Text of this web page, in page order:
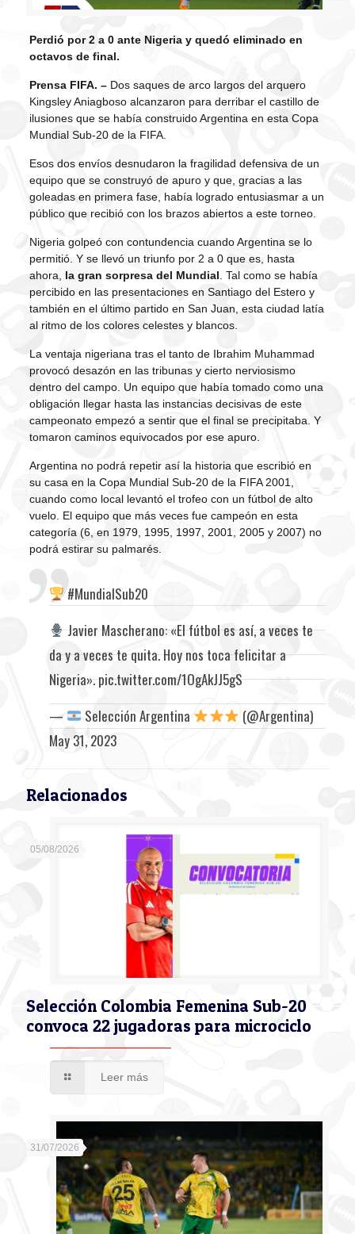
Perdió por 2 a 0 ante Nigeria y quedó eliminado en
octavos de final.
Prensa FIFA. –Dos saques de arco largos del arquero
Kingsley Aniagboso alcanzaron para derribar el castillo de
ilusiones que se había construido Argentina en esta Copa
Mundial Sub-20 de la FIFA.
Esos dos envíos desnudaron la fragilidad defensiva de un
equipo que se construyó de apuro y que, gracias a las
goleadas en primera fase, había logrado entusiasmar a un
público que recibió con los brazos abiertos a este torneo.
Nigeria golpeó con contundencia cuando Argentina se lo
permitió. Y se llevó un triunfo por 2 a 0 que es, hasta
ahora, la gran sorpresa del Mundial . Tal como se había
percibido en las presentaciones en Santiago del Estero y
también en el último partido en San Juan, esta ciudad latía
al ritmo de los colores celestes y blancos.
La ventaja nigeriana tras el tanto de Ibrahim Muhammad
provocó desazón en las tribunas y cierto nerviosismo
dentro del campo. Un equipo que había tomado como una
obligación llegar hasta las instancias decisivas de este
campeonato empezó a sentir que el final se precipitaba. Y
tomaron caminos equivocados por ese apuro.
Argentina no podrá repetir así la historia que escribió en
su casa en la Copa Mundial Sub-20 de la FIFA 2001,
cuando como local levantó el trofeo con un fútbol de alto
vuelo. El equipo que más veces fue campeón en esta
categoría (6, en 1979, 1995, 1997, 2001, 2005 y 2007) no
podrá estirar su palmarés.
#MundialSub20
Javier Mascherano: «El fútbol es así, a veces te
da y a veces te quita. Hoy nos toca felicitar a
Nigeria».pic.twitter.com/1OgAkJJ5gS
—
Selección Argentina
(@Argentina)
May 31, 2023
Relacionados
05/08/2026
Selección Colombia Femenina Sub-20
convoca 22 jugadoras para microciclo
Leer más
31/07/2026